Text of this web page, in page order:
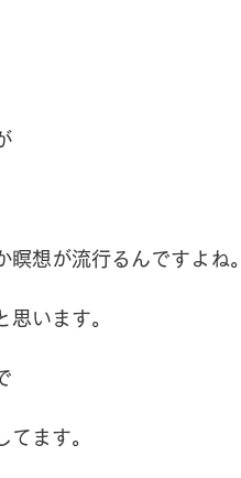
想が流行るんですよね。
います。
ます。